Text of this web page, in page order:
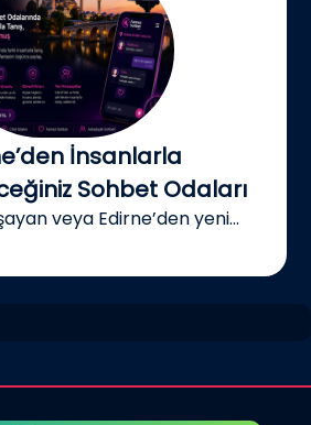
İnsanlarla
Sohbet Odaları
veya Edirne’den yeni...